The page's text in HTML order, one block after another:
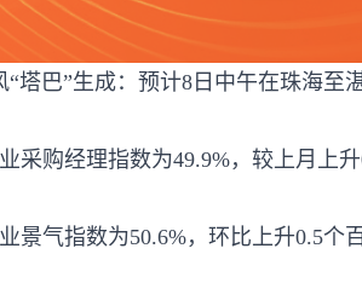
“塔巴”生成：预计8日中午在珠海至
采购经理指数为49.9%，较上月上
景气指数为50.6%，环比上升0.5个